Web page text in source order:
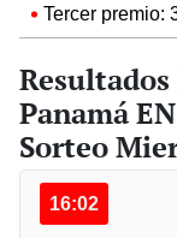
Tercer premio:
Panamá
Sorteo
16:02